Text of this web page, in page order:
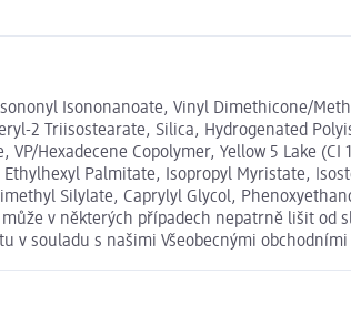
Isononanoate, Vinyl Dimethicone/
2 Triisostearate, Silica, Hydrogenated
Hexadecene Copolymer, Yellow 5 Lake (CI
Palmitate, Isopropyl Myristate,
Silylate, Caprylyl Glycol,
v některých případech nepatrně lišit od
v souladu s našimi Všeobecnými